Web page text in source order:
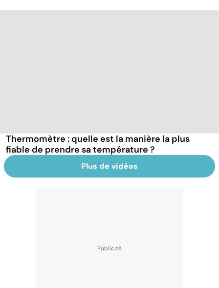
Thermomètre : quelle est la manière la plus
fiable de prendre sa température ?
Plus de vidéos